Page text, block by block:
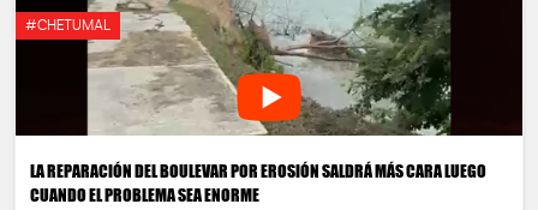
#CHETUMAL
LA REPARACIÓN DEL BOULEVAR POR EROSIÓN SALDRÁ MÁS CARA LUEGO
CUANDO EL PROBLEMA SEA ENORME